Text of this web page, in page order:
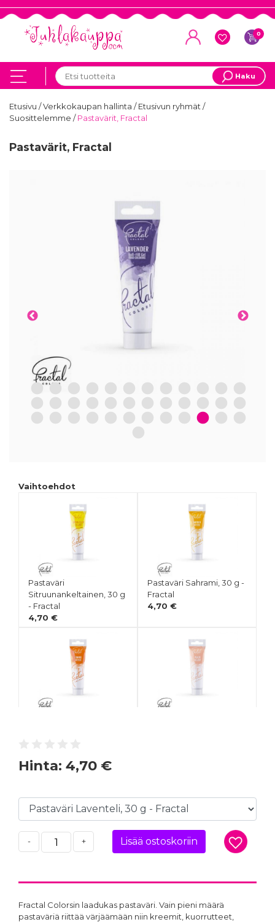
0
Haku
Etusivu /Verkkokaupan hallinta /Etusivun ryhmät/
Suosittelemme /Pastavärit, Fractal
Pastavärit, Fractal
2 3 4 5 6 7 8 9 10 11 12
13 14 15 16 17 18 19 20 21 22 23 24
25 26 27 28 29 30 31 32 33 34 35 36
37
Vaihtoehdot
Pastaväri
Sitruunankeltainen, 30 g
- Fractal
4,70 €
Pastaväri Sahrami, 30 g -
Fractal
4,70 €
Pastaväri Pinkki, 30 g -
Fractal
Pastaväri
Kirkkaanpunainen, 30 g -
Hinta: 4,70 €
- + Lisää ostoskoriin
Fractal Colorsin laadukas pastaväri. Vain pieni määrä
pastaväriä riittää värjäämään niin kreemit, kuorrutteet,